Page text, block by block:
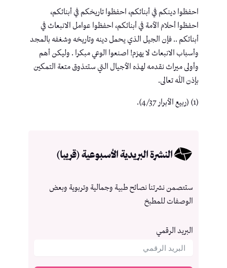
احفظوا دينكم في أبنائكم، احفظوا تاريخكم في أبنائكم،
احفظوا أحلام الأمة في أبنائكم، احفظوا عوامل الانبعاث في
أبنائكم .. فإن الجيل الذي يحمل دينه وتاريخه وشغفه بالمجد
وأسباب الانبعاث لا يهزم! اصنعوا الوعي مبكرا . وليكن أهم
وأولى ميراث نقدمه لهذه الأجيال التي ستتذوق متعة التمكين
بإذن الله تعالى.
(1) (ربيع الأبرار 4/37).
النشرة البريدية الأسبوعية (قريبا)
ستتصمن نشرتنا نصائح طبية وجمالية وتربوية وبعض
الوصفات للمطبخ
البريد الرقمي